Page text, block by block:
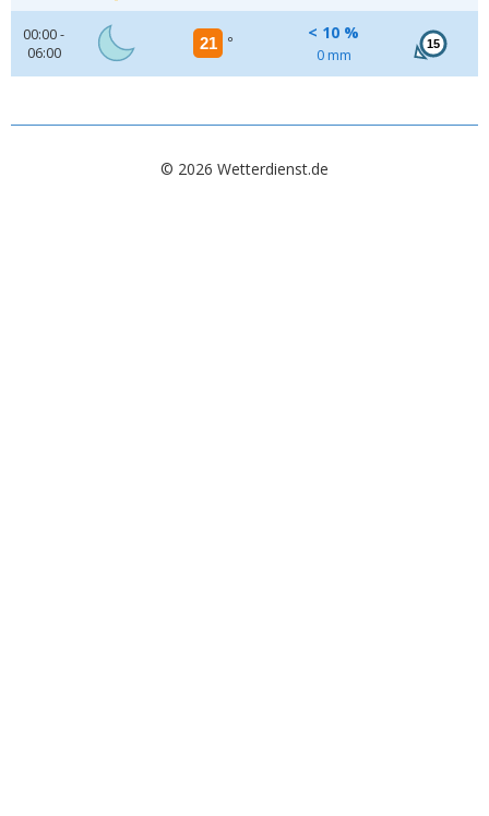
00:00 -
06:00
21 °
< 10 %
0 mm
15
© 2026 Wetterdienst.de